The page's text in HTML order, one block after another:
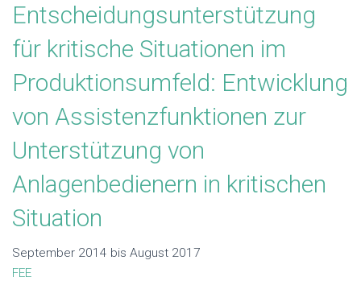
Entscheidungsunterstützung
für kritische Situationen im
Produktionsumfeld: Entwicklung
von Assistenzfunktionen zur
Unterstützung von
Anlagenbedienern in kritischen
Situation
September 2014 bis August 2017
FEE